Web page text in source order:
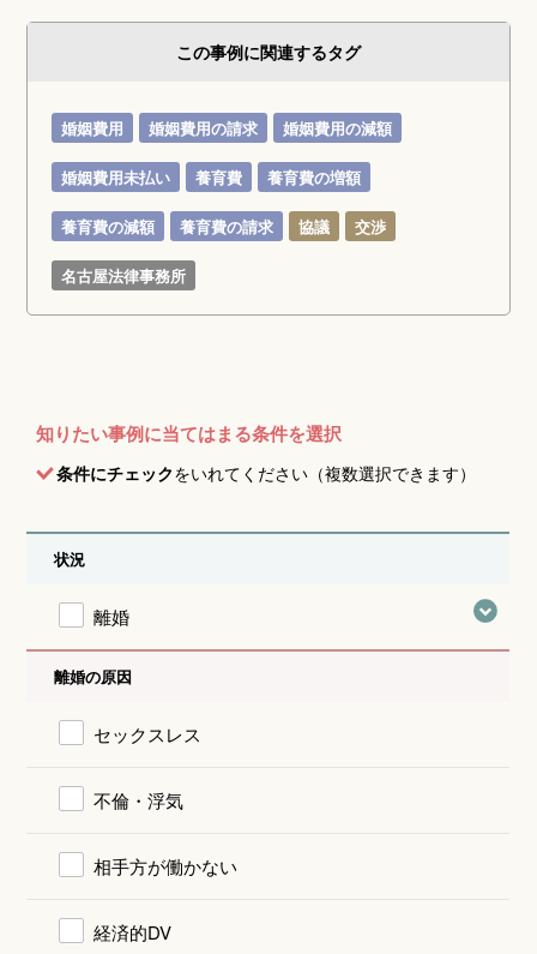
この事例に関連するタグ
婚姻費用 婚姻費用の請求 婚姻費用の減額
婚姻費用未払い 養育費 養育費の増額
養育費の減額 養育費の請求 協議 交渉
名古屋法律事務所
知りたい事例に当てはまる条件を選択
条件にチェックをいれてください（複数選択できます）
状況
離婚
離婚の原因
セックスレス
不倫・浮気
相手方が働かない
経済的DV